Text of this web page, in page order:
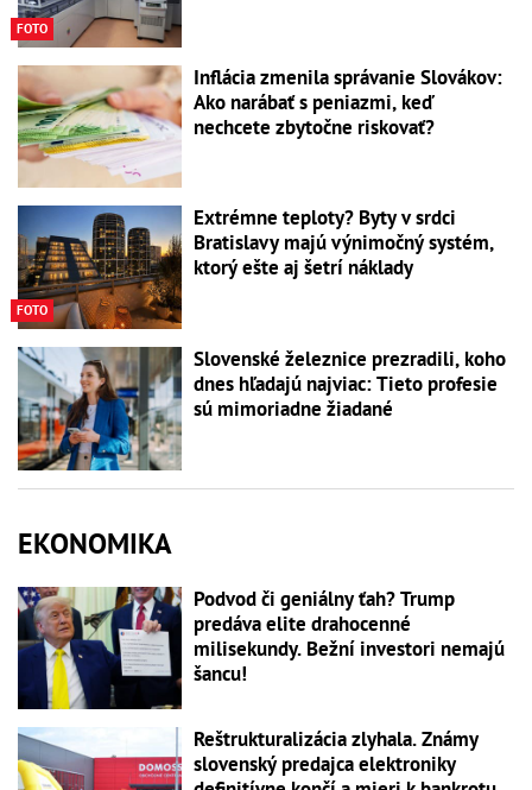
FOTO
Inflácia zmenila správanie Slovákov:
Ako narábať s peniazmi, keď
nechcete zbytočne riskovať?
FOTO
Extrémne teploty? Byty v srdci
Bratislavy majú výnimočný systém,
ktorý ešte aj šetrí náklady
Slovenské železnice prezradili, koho
dnes hľadajú najviac: Tieto profesie
sú mimoriadne žiadané
EKONOMIKA
Podvod či geniálny ťah? Trump
predáva elite drahocenné
milisekundy. Bežní investori nemajú
šancu!
Reštrukturalizácia zlyhala. Známy
slovenský predajca elektroniky